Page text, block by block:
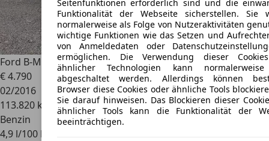
Ford B-Max
Sync Edition
€ 4.790
02/2016
113.820 km
Benzin
4,9 l/100 km (komb.)
Seitenfunktionen erforderlich sind und die
Funktionalität der Webseite sicherstellen. Sie
normalerweise als Folge von Nutzeraktivitäten
wichtige Funktionen wie das Setzen und
von Anmeldedaten oder
ermöglichen. Die Verwendung dieser
ähnlicher Technologien kann
abgeschaltet werden. Allerdings können
Browser diese Cookies oder ähnliche Tools
Sie darauf hinweisen. Das Blockieren dieser
ähnlicher Tools kann die Funktionalität der
beeinträchtigen.